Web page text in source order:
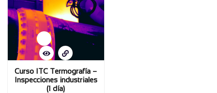
Curso ITC Termografía –
Inspecciones industriales
(1 día)